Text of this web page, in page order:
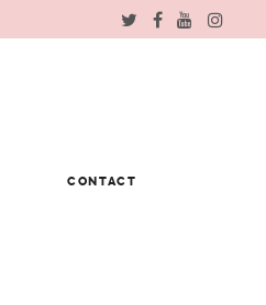
CONTACT